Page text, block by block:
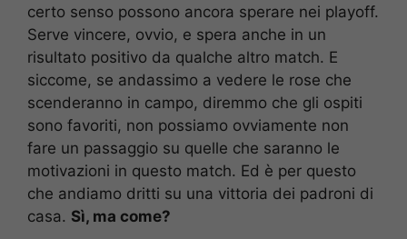
certo senso possono ancora sperare nei playoff.
Serve vincere, ovvio, e spera anche in un
risultato positivo da qualche altro match. E
siccome, se andassimo a vedere le rose che
scenderanno in campo, diremmo che gli ospiti
sono favoriti, non possiamo ovviamente non
fare un passaggio su quelle che saranno le
motivazioni in questo match. Ed è per questo
che andiamo dritti su una vittoria dei padroni di
casa. Sì, ma come?